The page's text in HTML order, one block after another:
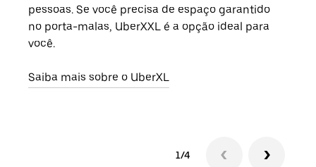
pessoas. Se você precisa de espaço garantido
no porta-malas, UberXXL é a opção ideal para
você.
Saiba mais sobre o UberXL
1/4